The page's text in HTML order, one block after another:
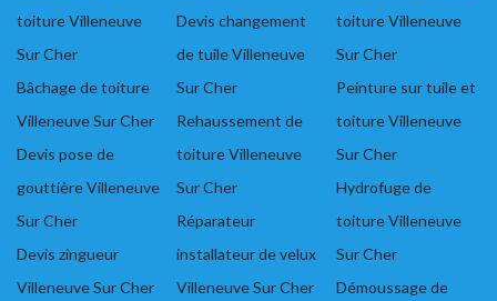
toiture Villeneuve
Sur Cher
Bâchage de toiture
Villeneuve Sur Cher
Devis pose de
gouttière Villeneuve
Sur Cher
Devis zingueur
Villeneuve Sur Cher
Devis changement
de tuile Villeneuve
Sur Cher
Rehaussement de
toiture Villeneuve
Sur Cher
Réparateur
installateur de velux
Villeneuve Sur Cher
toiture Villeneuve
Sur Cher
Peinture sur tuile et
toiture Villeneuve
Sur Cher
Hydrofuge de
toiture Villeneuve
Sur Cher
Démoussage de